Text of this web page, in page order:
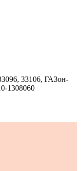
33106, ГАЗон-
1308060